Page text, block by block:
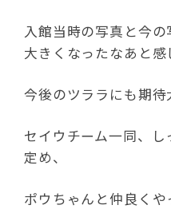
入館当時の写真と今
大きくなったなあと感
今後のツララにも期待
セイウチーム一同、
定め、
ポウちゃんと仲良く